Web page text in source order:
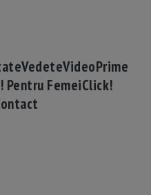
VedeteVideoPrime
Pentru FemeiClick!